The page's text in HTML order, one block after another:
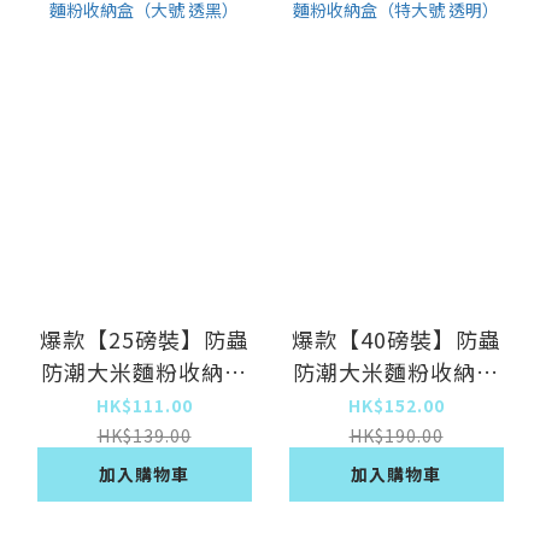
爆款【25磅裝】防蟲
防潮大米麵粉收納盒
（大號 透黑）
HK$111.00
HK$139.00
加入購物車
爆款【40磅裝】防蟲
防潮大米麵粉收納盒
（特大號 透明）
HK$152.00
HK$190.00
加入購物車